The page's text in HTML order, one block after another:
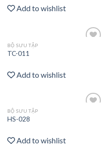
Add to wishlist
BỘ SƯU TẬP
TC-011
Add to wishlist
BỘ SƯU TẬP
HS-028
Add to wishlist